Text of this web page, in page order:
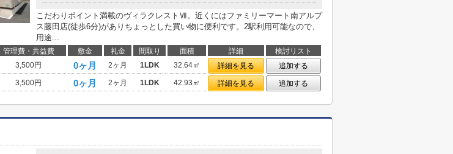
こだわりポイント満載のヴィラクレストⅦ。近くにはファミリーマート南アルプ
ス藤田店(徒歩6分)がありちょっとした買い物に便利です。2駅利用可能なので、
用途...
管理費・共益費 敷金 礼金 間取り 面積 詳細
検討リスト
3,500円 0ヶ月 2ヶ月 1LDK 32.64㎡ 詳細を見る
追加する
3,500円 0ヶ月 2ヶ月 1LDK 42.93㎡ 詳細を見る 追加する